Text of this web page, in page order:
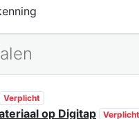
Verplicht
op Digitap Verplicht